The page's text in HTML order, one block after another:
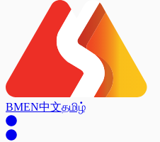
BMEN中文தமிழ்